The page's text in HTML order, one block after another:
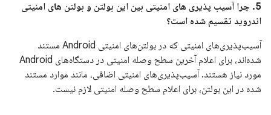
5. چرا آسیب پذیری های امنیتی بین این بولتن و بولتن های امنیتی
اندروید تقسیم شده است؟
آسیب‌پذیری‌های امنیتی که در بولتن‌های امنیتی Android مستند
شده‌اند، برای اعلام آخرین سطح وصله امنیتی در دستگاه‌های Android
مورد نیاز هستند. آسیب‌پذیری‌های امنیتی اضافی، مانند موارد مستند
شده در این بولتن، برای اعلام سطح وصله امنیتی لازم نیست.